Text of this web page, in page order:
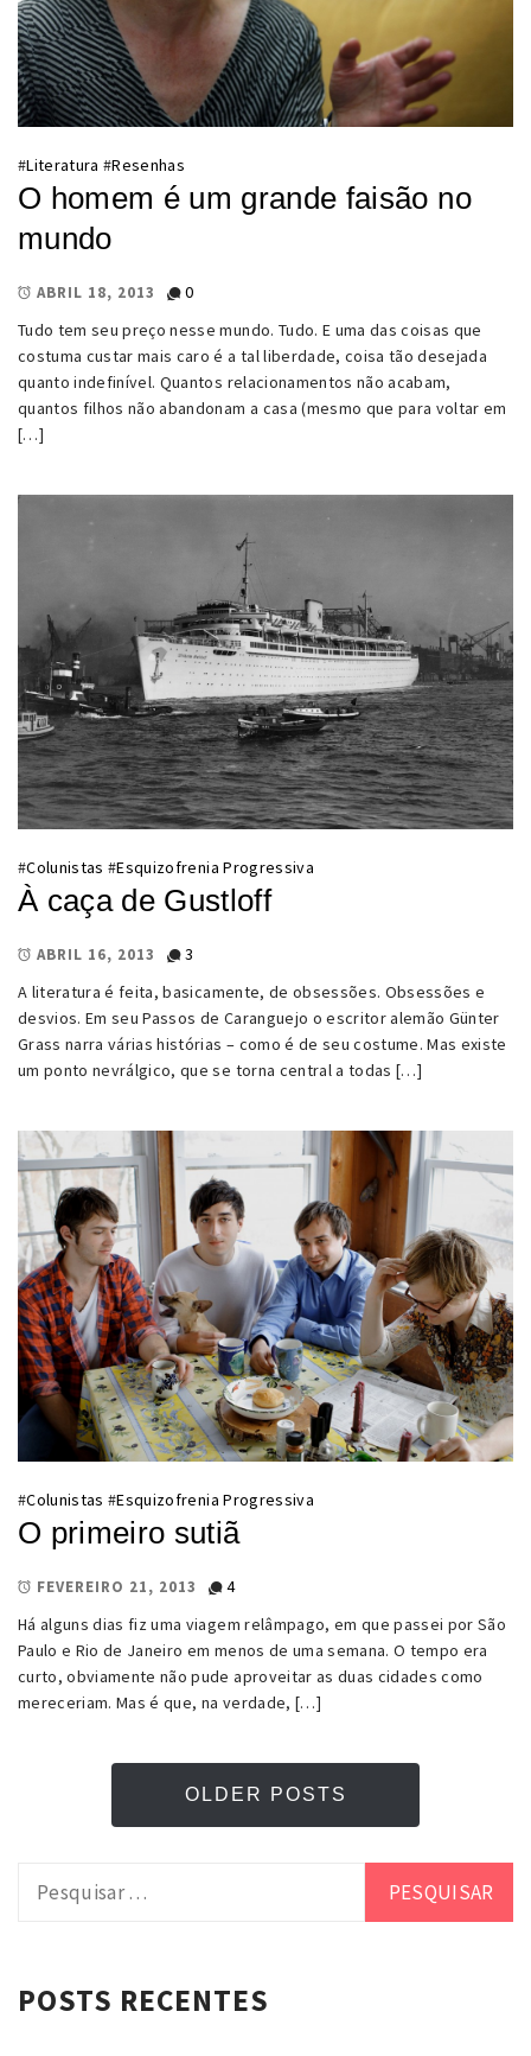
#Literatura #Resenhas
O homem é um grande faisão no
mundo
ABRIL 18, 2013
0
Tudo tem seu preço nesse mundo. Tudo. E uma das coisas que
costuma custar mais caro é a tal liberdade, coisa tão desejada
quanto indefinível. Quantos relacionamentos não acabam,
quantos filhos não abandonam a casa (mesmo que para voltar em
[…]
#Colunistas #Esquizofrenia Progressiva
À caça de Gustloff
ABRIL 16, 2013
3
A literatura é feita, basicamente, de obsessões. Obsessões e
desvios. Em seu Passos de Caranguejo o escritor alemão Günter
Grass narra várias histórias – como é de seu costume. Mas existe
um ponto nevrálgico, que se torna central a todas […]
#Colunistas #Esquizofrenia Progressiva
O primeiro sutiã
FEVEREIRO 21, 2013
4
Há alguns dias fiz uma viagem relâmpago, em que passei por São
Paulo e Rio de Janeiro em menos de uma semana. O tempo era
curto, obviamente não pude aproveitar as duas cidades como
mereceriam. Mas é que, na verdade, […]
OLDER POSTS
por:
POSTS RECENTES